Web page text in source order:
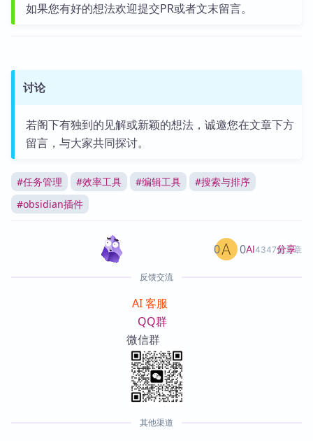
如果您有好的想法欢迎提交PR或者文末留言。
讨论
若阁下有独到的见解或新颖的想法，诚邀您在文章下方
留言，与大家共同探讨。
#任务管理 #效率工具 #编辑工具 #搜索与排序
#obsidian插件
AI4347篇文章
0 0 分享
反馈交流
AI 客服
QQ群
微信群
其他渠道